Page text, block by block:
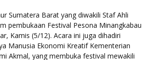
Sumatera Barat yang diwakili Staf Ahli
pembukaan Festival Pesona Minangkabau
Kamis (5/12). Acara ini juga dihadiri
Manusia Ekonomi Kreatif Kementerian
Akmal, yang membuka festival mewakili